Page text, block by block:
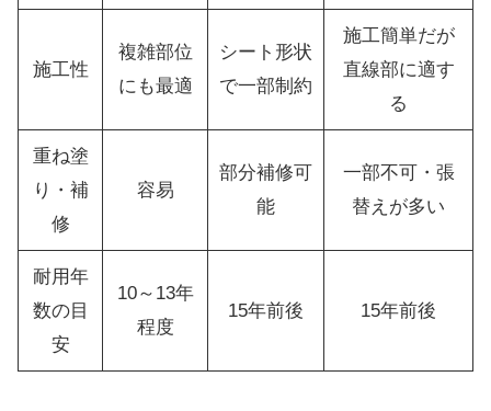
施工性
複雑部位
にも最適
シート形状
で一部制約
施工簡単だが
直線部に適す
る
重ね塗
り・補
修
容易
部分補修可
能
一部不可・張
替えが多い
耐用年
数の目
安
10～13年
程度
15年前後 15年前後